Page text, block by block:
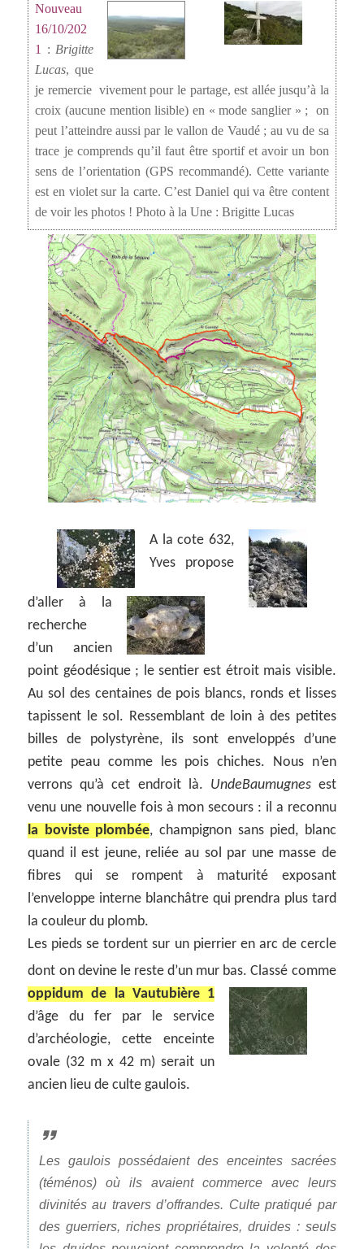
Nouveau
16/10/202
1 :Brigitte
Lucas, que
je remercie vivement pour le partage, est allée jusqu’à la
croix (aucune mention lisible) en « mode sanglier » ; on
peut l’atteindre aussi par le vallon de Vaudé ; au vu de sa
trace je comprends qu’il faut être sportif et avoir un bon
sens de l’orientation (GPS recommandé). Cette variante
est en violet sur la carte. C’est Daniel qui va être content
de voir les photos ! Photo à la Une : Brigitte Lucas
A la cote 632,
Yves propose
d’aller à la
recherche
d’un ancien
point géodésique ; le sentier est étroit mais visible.
Au sol des centaines de pois blancs, ronds et lisses
tapissent le sol. Ressemblant de loin à des petites
billes de polystyrène, ils sont enveloppés d’une
petite peau comme les pois chiches. Nous n’en
verrons qu’à cet endroit là. UndeBaumugnesest
venu une nouvelle fois à mon secours : il a reconnu
la boviste plombée, champignon sans pied, blanc
quand il est jeune, reliée au sol par une masse de
fibres qui se rompent à maturité exposant
l’enveloppe interne blanchâtre qui prendra plus tard
la couleur du plomb.
Les pieds se tordent sur un pierrier en arc de cercle
dont on devine le reste d’un mur bas.Classé comme
oppidum de la Vautubière 1
d’âge du fer par le service
d’archéologie, cette enceinte
ovale (32 m x 42 m) serait un
ancien lieu de culte gaulois.
Les gaulois possédaient des enceintes sacrées
(téménos) où ils avaient commerce avec leurs
divinités au travers d’offrandes. Culte pratiqué par
des guerriers, riches propriétaires, druides : seuls